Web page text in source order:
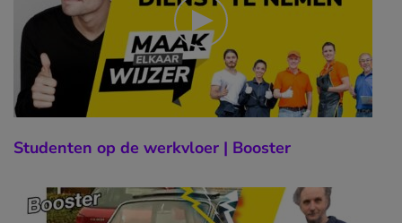
Studenten op de werkvloer | Booster